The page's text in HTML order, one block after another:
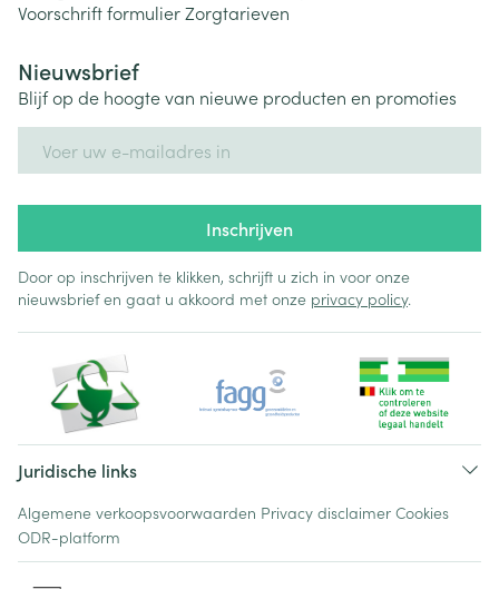
Voorschrift formulierZorgtarieven
Nieuwsbrief
Blijf op de hoogte van nieuwe producten en promoties
Inschrijven
Door op inschrijven te klikken, schrijft u zich in voor onze
nieuwsbrief en gaat u akkoord met onze privacy policy.
Juridische links
Algemene verkoopsvoorwaarden Privacy disclaimer Cookies
ODR-platform